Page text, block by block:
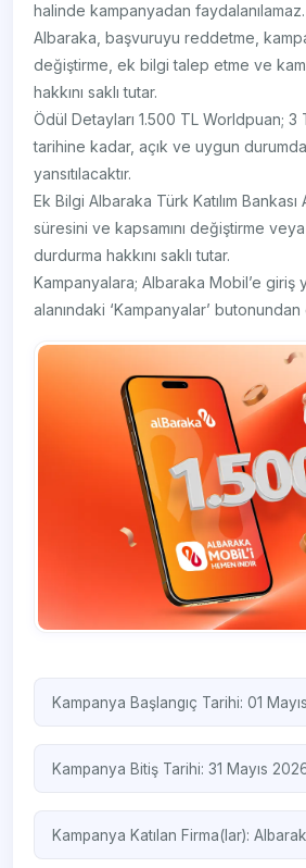
halinde kampanyadan faydalanılamaz.
Albaraka, başvuruyu reddetme,
değiştirme, ek bilgi talep etme ve
hakkını saklı tutar.
Ödül Detayları 1.500 TL Worldpuan; 3
tarihine kadar, açık ve uygun
yansıtılacaktır.
Ek Bilgi Albaraka Türk Katılım Bankası
süresini ve kapsamını değiştirme
durdurma hakkını saklı tutar.
Kampanyalara; Albaraka Mobil’e giriş
alanındaki ‘Kampanyalar’
Kampanya Başlangıç Tarihi: 01
Kampanya Bitiş Tarihi: 31 Mayıs
Kampanya Katılan Firma(lar):